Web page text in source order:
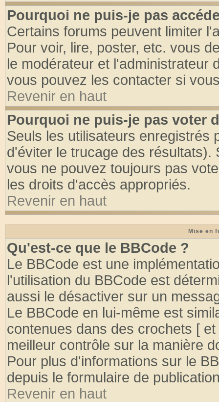
Pourquoi ne puis-je pas
Certains forums peuvent limiter
Pour voir, lire, poster, etc. vous
le modérateur et l'administrateur
vous pouvez les contacter si
Revenir en haut
Pourquoi ne puis-je pas voter
Seuls les utilisateurs enregistrés
d'éviter le trucage des
vous ne pouvez toujours pas
les droits d'accès appropriés.
Revenir en haut
Mise en
Qu'est-ce que le BBCode ?
Le BBCode est une
l'utilisation du BBCode est
aussi le désactiver sur un
Le BBCode en lui-même est
contenues dans des crochets [
meilleur contrôle sur la manière
Pour plus d'informations sur le
depuis le formulaire de
Revenir en haut